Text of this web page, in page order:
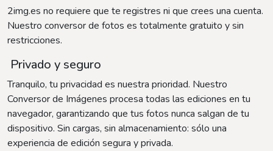
2img.es no requiere que te registres ni que crees una cuenta.
Nuestro conversor de fotos es totalmente gratuito y sin
restricciones.
Privado y seguro
Tranquilo, tu privacidad es nuestra prioridad. Nuestro
Conversor de Imágenes procesa todas las ediciones en tu
navegador, garantizando que tus fotos nunca salgan de tu
dispositivo. Sin cargas, sin almacenamiento: sólo una
experiencia de edición segura y privada.